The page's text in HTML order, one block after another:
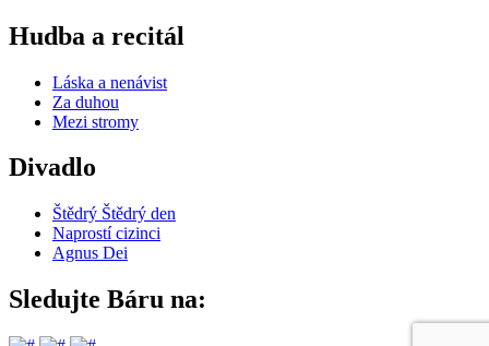
Hudba a recitál
Láska a nenávist
Za duhou
Mezi stromy
Divadlo
Štědrý Štědrý den
Naprostí cizinci
Agnus Dei
Sledujte Báru na: